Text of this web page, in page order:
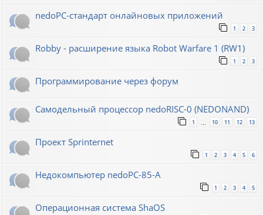
nedoPC-стандарт онлайновых приложений
1 2 3
Robby - расширение языка Robot Warfare 1 (RW1)
1 2 3
Программирование через форум
Самодельный процессор nedoRISC-0 (NEDONAND)
1 10 11 12 13
Проект Sprinternet
1 2 3 4 5 6
Недокомпьютер nedoPC-85-A
1 2 3 4 5
Операционная система ShaOS